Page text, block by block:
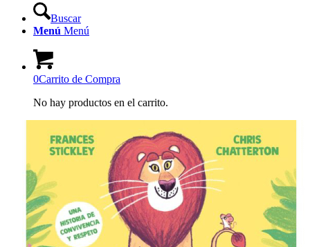
Buscar
Menú Menú
0Carrito de Compra
No hay productos en el carrito.